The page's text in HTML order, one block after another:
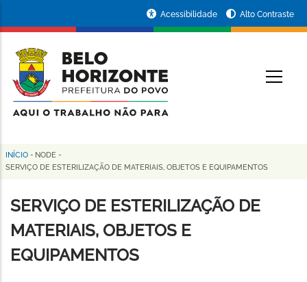
conteúdo
principal
da
Prefeitura
de
Horizonte
Acessibilidade Alto Contraste
Trilha
navegação
INÍCIO - NODE -
SERVIÇO DE ESTERILIZAÇÃO DE MATERIAIS, OBJETOS E EQUIPAMENTOS
SERVIÇO DE ESTERILIZAÇÃO DE
MATERIAIS, OBJETOS E
EQUIPAMENTOS